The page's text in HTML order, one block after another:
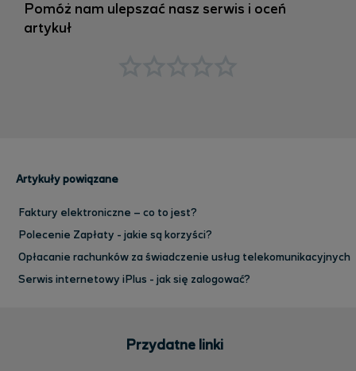
Pomóż nam ulepszać nasz serwis i oceń
artykuł
Artykuły powiązane
Faktury elektroniczne – co to jest?
Polecenie Zapłaty - jakie są korzyści?
Opłacanie rachunków za świadczenie usług telekomunikacyjnych
Serwis internetowy iPlus - jak się zalogować?
Przydatne linki